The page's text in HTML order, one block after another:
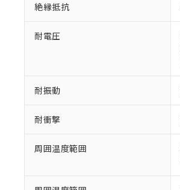
絶縁抵抗
耐電圧
耐振動
耐衝撃
周囲温度範囲